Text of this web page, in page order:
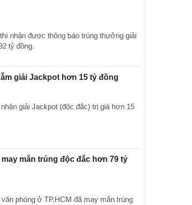
nhận được thông báo trúng thưởng giải
tỷ đồng.
giải Jackpot hơn 15 tỷ đồng
giải Jackpot (độc đắc) trị giá hơn 15
may mắn trúng độc đắc hơn 79 tỷ
phòng ở TP.HCM đã may mắn trúng